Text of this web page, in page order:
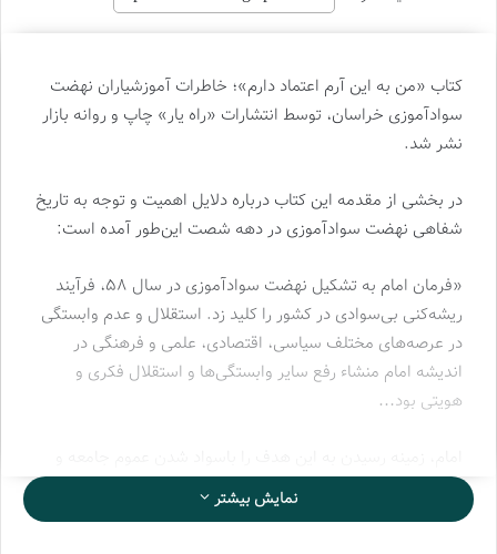
کتاب «من به این آرم اعتماد دارم»؛ خاطرات آموزشیاران نهضت
سوادآموزی خراسان، توسط انتشارات «راه یار» چاپ و روانه بازار
نشر شد.
در بخشی از مقدمه این کتاب درباره دلایل اهمیت و توجه به تاریخ
شفاهی نهضت سوادآموزی در دهه شصت این‌طور آمده است:
«فرمان امام به تشکیل نهضت سوادآموزی در سال ۵۸، فرآیند
ریشه‌کنی بی‌سوادی در کشور را کلید زد. استقلال و عدم وابستگی
در عرصه‌های مختلف سیاسی، اقتصادی، علمی و فرهنگی در
اندیشه امام منشاء رفع سایر وابستگی‌ها و استقلال فکری و
هویتی بود…
سپس رشد فکری آنها می‌داند؛ به همین دلیل، فرمان سوادآموزی
به مردم را به‌صورت نهضت (قیام) و هم‌افزایی مردمی و بدون
نمایش بیشتر